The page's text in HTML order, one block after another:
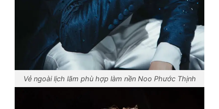
Vẻ ngoài lịch lãm phù hợp làm nền Noo Phước Thịnh